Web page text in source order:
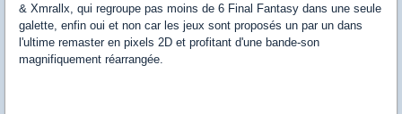
& Xmrallx, qui regroupe pas moins de 6 Final Fantasy dans une seule
galette, enfin oui et non car les jeux sont proposés un par un dans
l'ultime remaster en pixels 2D et profitant d'une bande-son
magnifiquement réarrangée.